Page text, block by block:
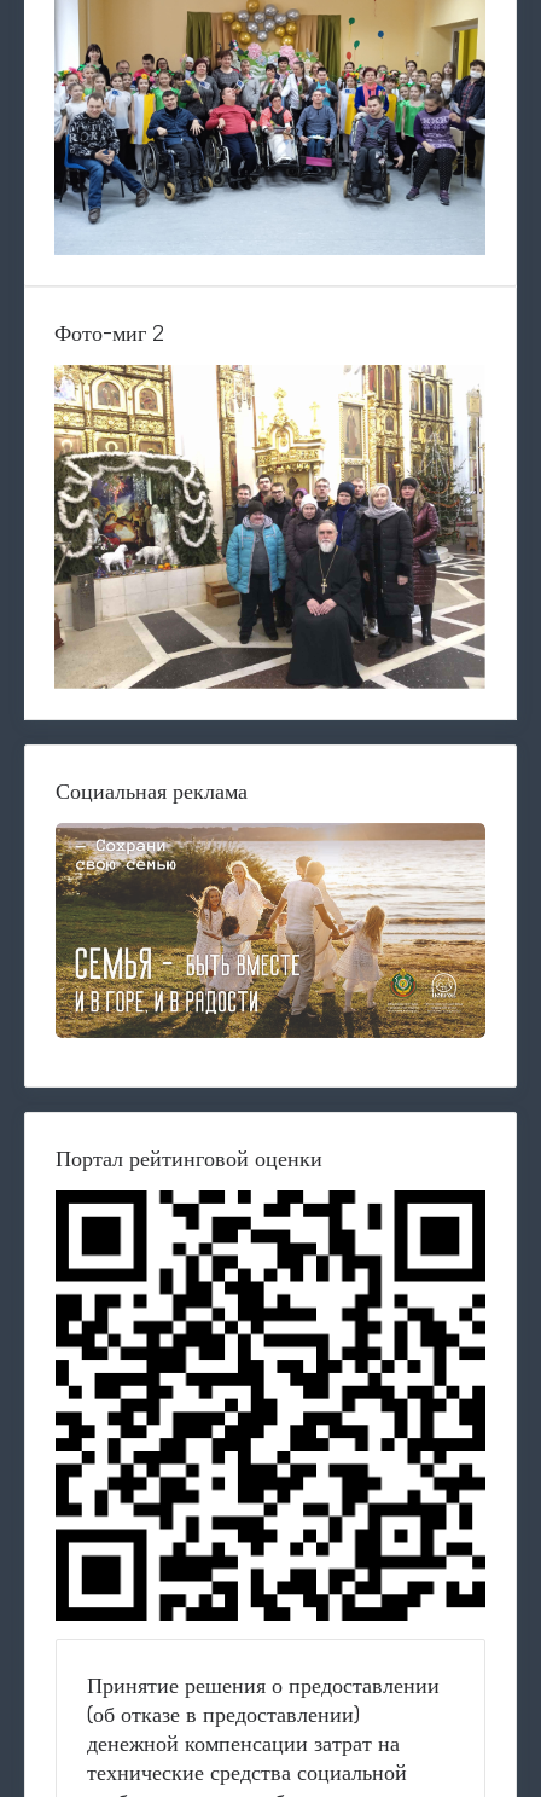
Фото-миг 2
Социальная реклама
Портал рейтинговой оценки
Принятие решения о предоставлении
(об отказе в предоставлении)
денежной компенсации затрат на
технические средства социальной